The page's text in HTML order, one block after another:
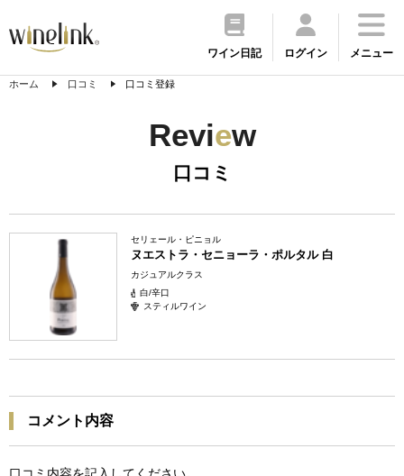
ワイン日記 ログイン メニュー
ホーム 口コミ 口コミ登録
Review
口コミ
セリェール・ピニョル
ヌエストラ・セニョーラ・ポルタル 白
カジュアルクラス
白/辛口
スティルワイン
コメント内容